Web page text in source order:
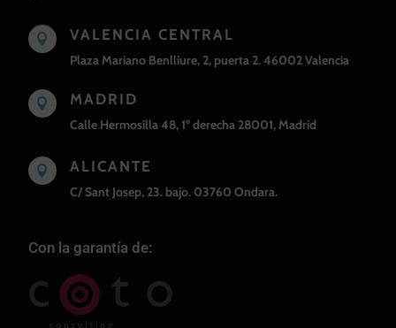
 VALENCIA CENTRAL
Plaza Mariano Benlliure, 2, puerta 2. 46002 Valencia
 MADRID
Calle Hermosilla 48, 1º derecha 28001, Madrid
 ALICANTE
C/ Sant Josep, 23. bajo. 03760 Ondara.
Con la garantía de: